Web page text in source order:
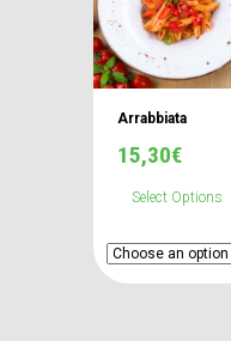
Arrabbiata
15,30€
Select Options